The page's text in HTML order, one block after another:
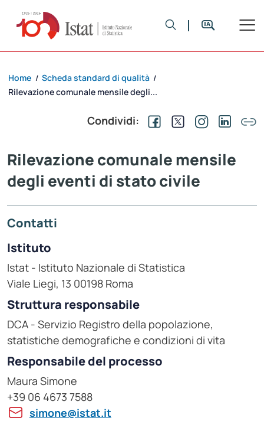
Home / Scheda standard di qualità /
Rilevazione comunale mensile degli...
Condividi:
Rilevazione comunale mensile
degli eventi di stato civile
Contatti
Istituto
Istat - Istituto Nazionale di Statistica
Viale Liegi, 13 00198 Roma
Struttura responsabile
DCA - Servizio Registro della popolazione,
statistiche demografiche e condizioni di vita
Responsabile del processo
Maura Simone
+39 06 4673 7588
simone@istat.it